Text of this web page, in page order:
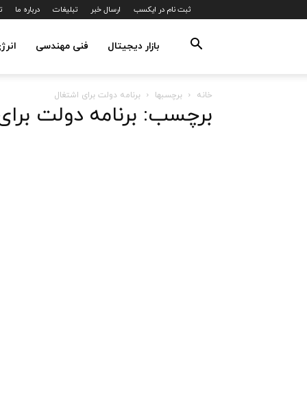
ثبت نام در ایکسب ارسال خبر تبلیغات درباره ما
فنی مهندسی بازار دیجیتال
خانه برچسبها برنامه دولت برای اشتغال
برچسب: برنامه دولت